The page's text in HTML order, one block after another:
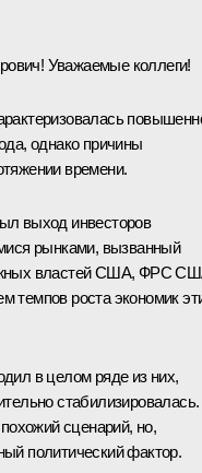
Уважаемые коллеги!
однако причины
времени.
выход инвесторов
рынками, вызванный
властей США, ФРС
темпов роста экономик
в целом ряде из них,
стабилизировалась.
сценарий, но,
политический фактор.